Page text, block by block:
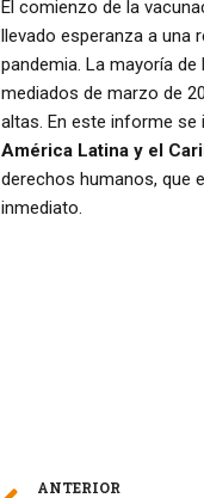
El comienzo de la
llevado esperanza a una
pandemia. La mayoría
mediados de marzo de
altas. En este informe se
América Latina y el
derechos humanos, que
inmediato.
ANTERIOR